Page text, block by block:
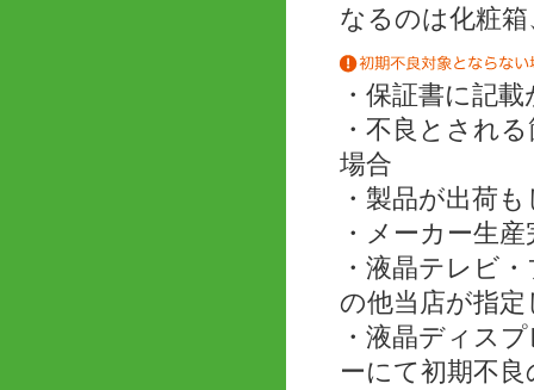
なるのは化粧
・保証書に記
・不良とされ
場合
・製品が出荷
・メーカー生
・液晶テレビ
の他当店が指
・液晶ディス
ーにて初期不